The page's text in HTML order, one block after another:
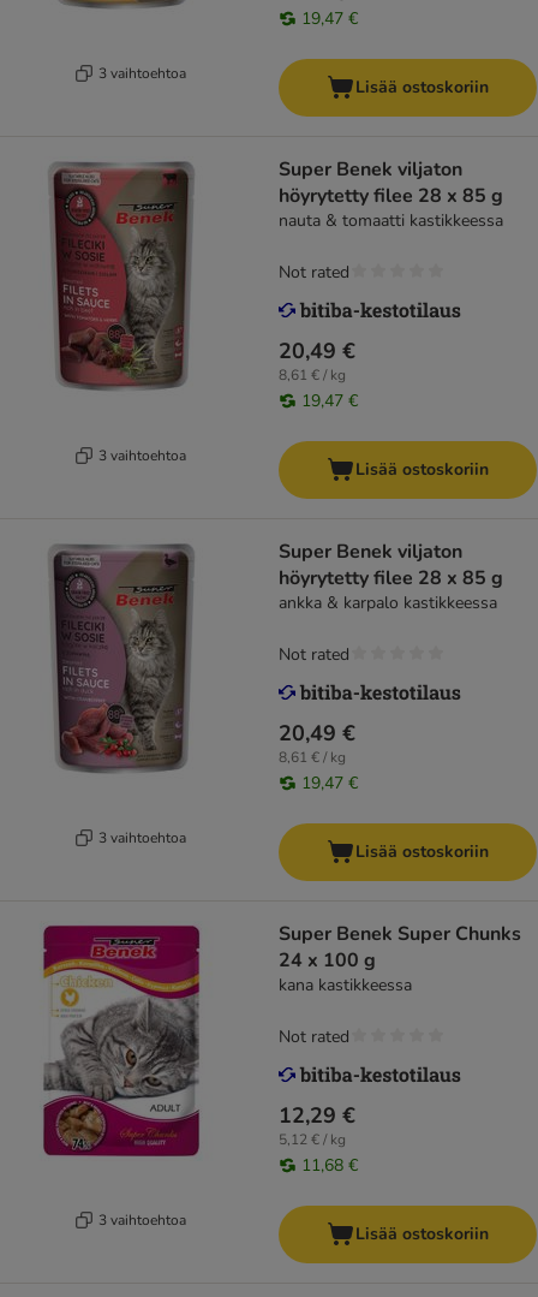
3 vaihtoehtoa
19,47 €
Lisää ostoskoriin
3 vaihtoehtoa
Super Benek viljaton
höyrytetty filee 28 x 85 g
nauta & tomaatti kastikkeessa
20,49 €
8,61 € / kg
19,47 €
Not rated
Lisää ostoskoriin
3 vaihtoehtoa
Super Benek viljaton
höyrytetty filee 28 x 85 g
ankka & karpalo kastikkeessa
20,49 €
8,61 € / kg
19,47 €
Not rated
Lisää ostoskoriin
3 vaihtoehtoa
Super Benek Super Chunks
24 x 100 g
kana kastikkeessa
12,29 €
5,12 € / kg
11,68 €
Not rated
Lisää ostoskoriin